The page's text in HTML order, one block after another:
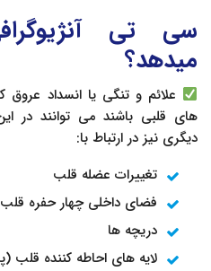
سی تی
میدهد؟
علائم و تنگی یا انسداد عروق
های قلبی باشند می توانند در
دیگری نیز در ارتباط با:
تغییرات عضله قلب
فضای داخلی چهار حفره قلب
دریچه ها
لایه های احاطه کننده قلب